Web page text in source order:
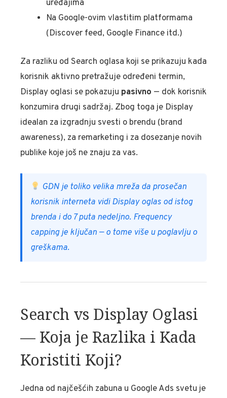
uređajima
Na Google-ovim vlastitim platformama
(Discover feed, Google Finance itd.)
Za razliku od Search oglasa koji se prikazuju kada
korisnik aktivno pretražuje određeni termin,
Display oglasi se pokazuju pasivno — dok korisnik
konzumira drugi sadržaj. Zbog toga je Display
idealan za izgradnju svesti o brendu (brand
awareness), za remarketing i za dosezanje novih
publike koje još ne znaju za vas.
GDN je toliko velika mreža da prosečan
korisnik interneta vidi Display oglas od istog
brenda i do 7 puta nedeljno. Frequency
capping je ključan — o tome više u poglavlju o
greškama.
Search vs Display Oglasi
— Koja je Razlika i Kada
Koristiti Koji?
Jedna od najčešćih zabuna u Google Ads svetu je